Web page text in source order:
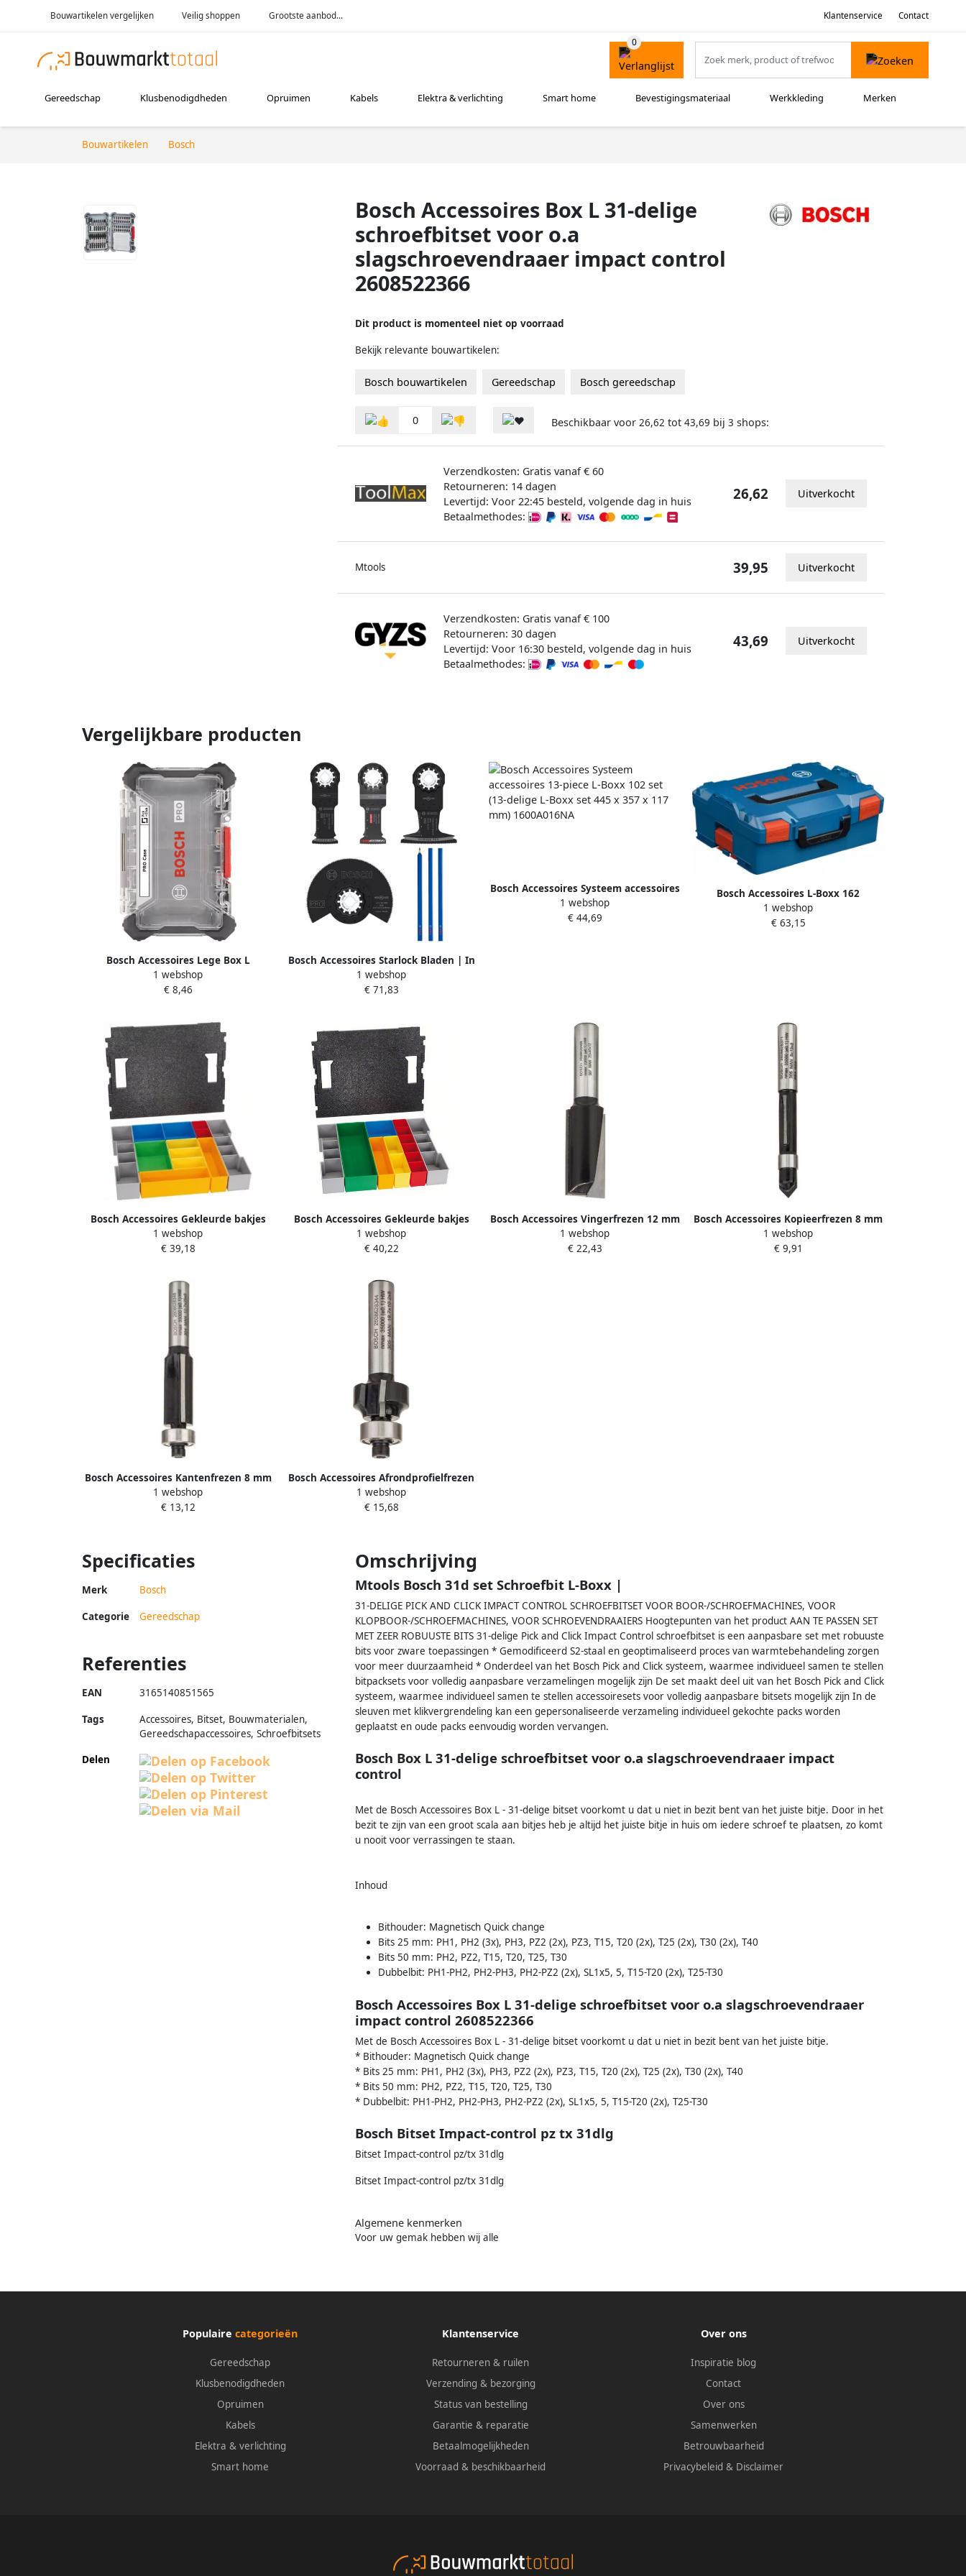
Bouwartikelen vergelijken Veilig shoppen Grootste aanbod... Klantenservice Contact
Gereedschap Klusbenodigdheden Opruimen Kabels Elektra & verlichting Smart home Bevestigingsmateriaal Werkkleding Merken
Bouwartikelen Bosch
Bosch Accessoires Box L 31-delige
schroefbitset voor o.a
slagschroevendraaer impact control
2608522366
Dit product is momenteel niet op voorraad
Bekijk relevante bouwartikelen:
Bosch bouwartikelen Gereedschap Bosch gereedschap
0 Beschikbaar voor 26,62 tot 43,69 bij 3 shops:
Verzendkosten: Gratis vanaf € 60
Retourneren: 14 dagen
Levertijd: Voor 22:45 besteld, volgende dag in huis
Betaalmethodes:
26,62 Uitverkocht
Mtools 39,95 Uitverkocht
Verzendkosten: Gratis vanaf € 100
Retourneren: 30 dagen
Levertijd: Voor 16:30 besteld, volgende dag in huis
Betaalmethodes:
43,69 Uitverkocht
Vergelijkbare producten
Bosch Accessoires Lege Box L
2608522363
1 webshop
€ 8,46
Bosch Accessoires Starlock Bladen | In
mini L-box | + potloden 061599766V
1 webshop
€ 71,83
Bosch Accessoires Systeem accessoires
13-piece L-Boxx 102 set (13-delige L-
Boxx set 445 x 357 x 117 mm)
1 webshop
€ 44,69
Bosch Accessoires L-Boxx 162
1600A038TU
1 webshop
€ 63,15
Bosch Accessoires Gekleurde bakjes
inlay voor L-boxx-I 102 mm |
1600A016N9
1 webshop
€ 39,18
Bosch Accessoires Gekleurde bakjes
inlay voor L-boxx-I 102 mm 2608438026
1 webshop
€ 40,22
Bosch Accessoires Vingerfrezen 12 mm
D1 20 mm L 40 mm G 81 mm 1st
2608628468
1 webshop
€ 22,43
Bosch Accessoires Kopieerfrezen 8 mm
D1 8 mm L 19 mm G 64 mm 1st
2608628371
1 webshop
€ 9,91
Bosch Accessoires Kantenfrezen 8 mm
D1 12 7 mm L 25 4 mm G 68 mm 1st
2608628348
1 webshop
€ 13,12
Bosch Accessoires Afrondprofielfrezen
8 mm R1 3 mm L 10 5 mm G 53 mm 1st
2608628344
1 webshop
€ 15,68
Specificaties
Merk Bosch
Categorie Gereedschap
Omschrijving
Mtools Bosch 31d set Schroefbit L-Boxx |
31-DELIGE PICK AND CLICK IMPACT CONTROL SCHROEFBITSET VOOR BOOR-/SCHROEFMACHINES, VOOR
KLOPBOOR-/SCHROEFMACHINES, VOOR SCHROEVENDRAAIERS Hoogtepunten van het product AAN TE PASSEN SET
MET ZEER ROBUUSTE BITS 31-delige Pick and Click Impact Control schroefbitset is een aanpasbare set met robuuste
bits voor zware toepassingen * Gemodificeerd S2-staal en geoptimaliseerd proces van warmtebehandeling zorgen
voor meer duurzaamheid * Onderdeel van het Bosch Pick and Click systeem, waarmee individueel samen te stellen
bitpacksets voor volledig aanpasbare verzamelingen mogelijk zijn De set maakt deel uit van het Bosch Pick and Click
systeem, waarmee individueel samen te stellen accessoiresets voor volledig aanpasbare bitsets mogelijk zijn In de
sleuven met klikvergrendeling kan een gepersonaliseerde verzameling individueel gekochte packs worden
geplaatst en oude packs eenvoudig worden vervangen.
Bosch Box L 31-delige schroefbitset voor o.a slagschroevendraaer impact
control
Met de Bosch Accessoires Box L - 31-delige bitset voorkomt u dat u niet in bezit bent van het juiste bitje. Door in het
bezit te zijn van een groot scala aan bitjes heb je altijd het juiste bitje in huis om iedere schroef te plaatsen, zo komt
u nooit voor verrassingen te staan.
Inhoud
Bithouder: Magnetisch Quick change
Bits 25 mm: PH1, PH2 (3x), PH3, PZ2 (2x), PZ3, T15, T20 (2x), T25 (2x), T30 (2x), T40
Bits 50 mm: PH2, PZ2, T15, T20, T25, T30
Dubbelbit: PH1-PH2, PH2-PH3, PH2-PZ2 (2x), SL1x5, 5, T15-T20 (2x), T25-T30
Bosch Accessoires Box L 31-delige schroefbitset voor o.a slagschroevendraaer
impact control 2608522366
Met de Bosch Accessoires Box L - 31-delige bitset voorkomt u dat u niet in bezit bent van het juiste bitje.
* Bithouder: Magnetisch Quick change
* Bits 25 mm: PH1, PH2 (3x), PH3, PZ2 (2x), PZ3, T15, T20 (2x), T25 (2x), T30 (2x), T40
* Bits 50 mm: PH2, PZ2, T15, T20, T25, T30
* Dubbelbit: PH1-PH2, PH2-PH3, PH2-PZ2 (2x), SL1x5, 5, T15-T20 (2x), T25-T30
Bosch Bitset Impact-control pz tx 31dlg
Bitset Impact-control pz/tx 31dlg
Bitset Impact-control pz/tx 31dlg
Algemene kenmerken
Voor uw gemak hebben wij alle
Referenties
EAN 3165140851565
Tags
Accessoires, Bitset, Bouwmaterialen,
Gereedschapaccessoires, Schroefbitsets
Delen
Populaire categorieën
Gereedschap
Klusbenodigdheden
Opruimen
Kabels
Elektra & verlichting
Smart home
Klantenservice
Retourneren & ruilen
Verzending & bezorging
Status van bestelling
Garantie & reparatie
Betaalmogelijkheden
Voorraad & beschikbaarheid
Over ons
Inspiratie blog
Contact
Over ons
Samenwerken
Betrouwbaarheid
Privacybeleid & Disclaimer